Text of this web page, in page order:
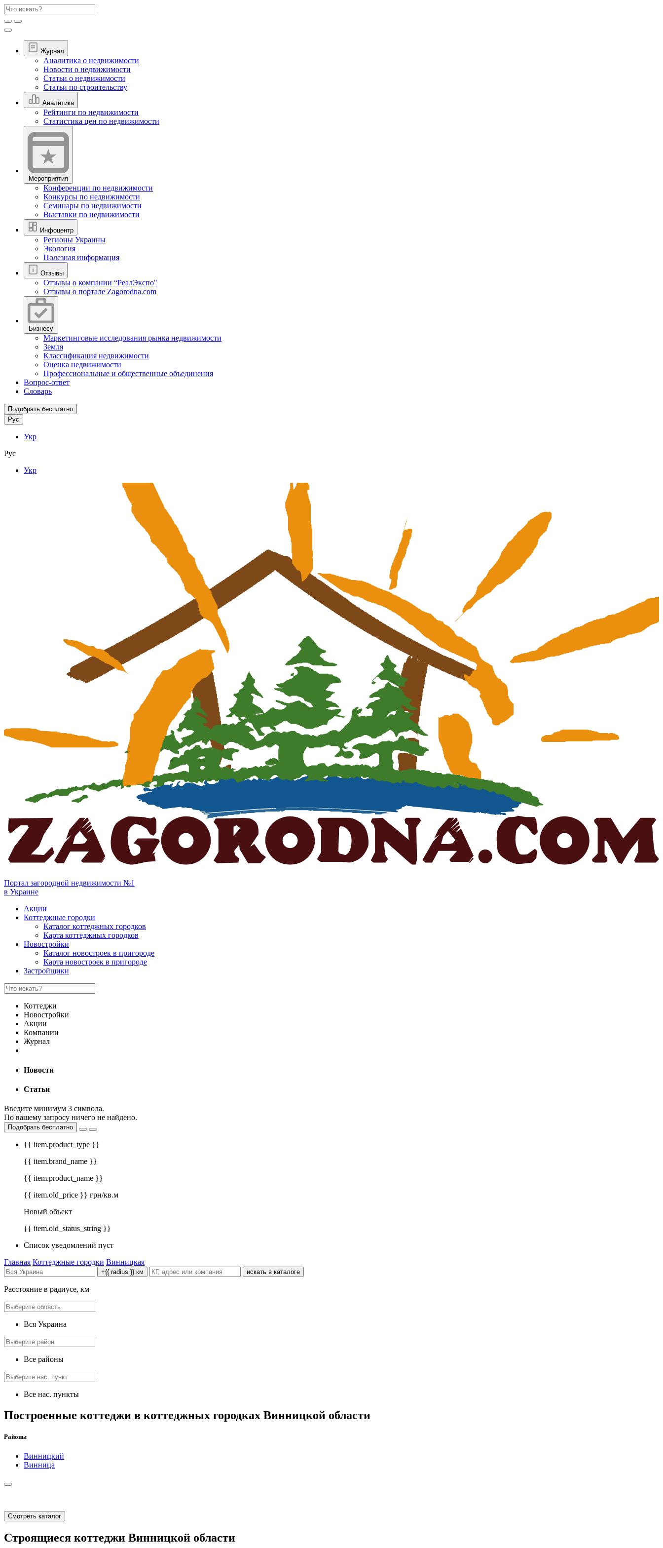
Журнал
Аналитика о недвижимости
Новости о недвижимости
Статьи о недвижимости
Статьи по строительству
Аналитика
Рейтинги по недвижимости
Статистика цен по недвижимости
Мероприятия
Конференции по недвижимости
Конкурсы по недвижимости
Семинары по недвижимости
Выставки по недвижимости
Инфоцентр
Регионы Украины
Экология
Полезная информация
Отзывы
Отзывы о компании “РеалЭкспо"
Отзывы о портале Zagorodna.com
Бизнесу
Маркетинговые исследования рынка недвижимости
Земля
Классификация недвижимости
Оценка недвижимости
Профессиональные и общественные объединения
Вопрос-ответ
Словарь
Подобрать бесплатно
Рус
Укр
Рус
Укр
Портал загородной недвижимости №1
в Украине
Акции
Коттеджные городки
Каталог коттеджных городков
Карта коттеджных городков
Новостройки
Каталог новостроек в пригороде
Карта новостроек в пригороде
Застройщики
Коттеджи
Новостройки
Акции
Компании
Журнал
Новости
Статьи
Введите минимум 3 символа.
По вашему запросу ничего не найдено.
Подобрать бесплатно
{{ item.product_type }}
{{ item.brand_name }}
{{ item.product_name }}
{{ item.old_price }} грн/кв.м
Новый объект
{{ item.old_status_string }}
Список уведомлений пуст
Главная Коттеджные городки Винницкая
+{{ radius }} км искать в каталоге
Расстояние в радиусе, км
Вся Украина
Все районы
Все нас. пункты
Построенные коттеджи в коттеджных городках Винницкой области
Районы
Винницкий
Винница
Смотреть каталог
Строящиеся коттеджи Винницкой области